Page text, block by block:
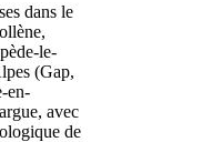
dans le
le-
(Gap,
en-
avec
de